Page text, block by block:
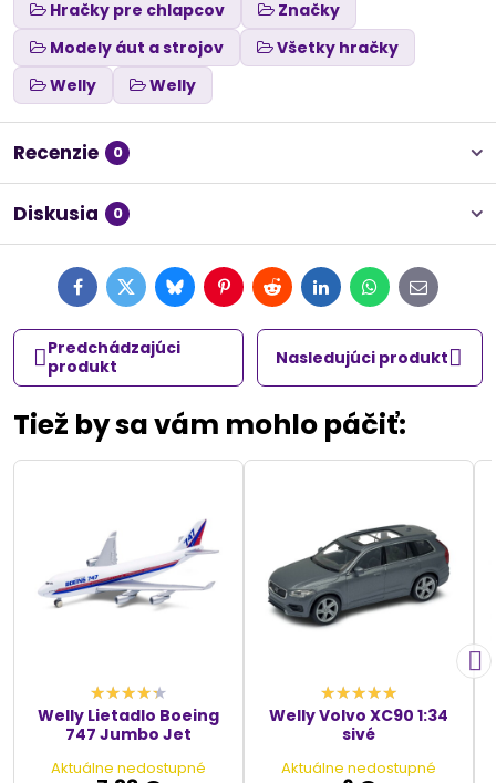
Hračky pre chlapcov
Značky
Modely áut a strojov
Všetky hračky
Welly
Welly
Recenzie 0
Diskusia 0
FacebookTwitterBlueskyPinterestRedditLinkedInWhatsApp
E-
mail
Predchádzajúci
produkt
Nasledujúci produkt
Tiež by sa vám mohlo páčiť:
Welly Lietadlo Boeing
747 Jumbo Jet
Aktuálne nedostupné
Welly Volvo XC90 1:34
sivé
Aktuálne nedostupné